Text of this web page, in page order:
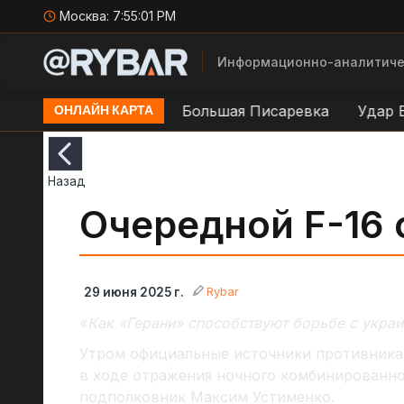
Москва: 7:55:01 PM
Информационно-
ОНЛАЙН КАРТА
ВСУ в районе н.п. Большая Писаревка Удар
Назад
Очередной F-16
29 июня 2025 г. Rybar
«Как «Герани» способствуют борьбе с
Утром официальные источники
в ходе отражения ночного
подполковник Максим Устименко.